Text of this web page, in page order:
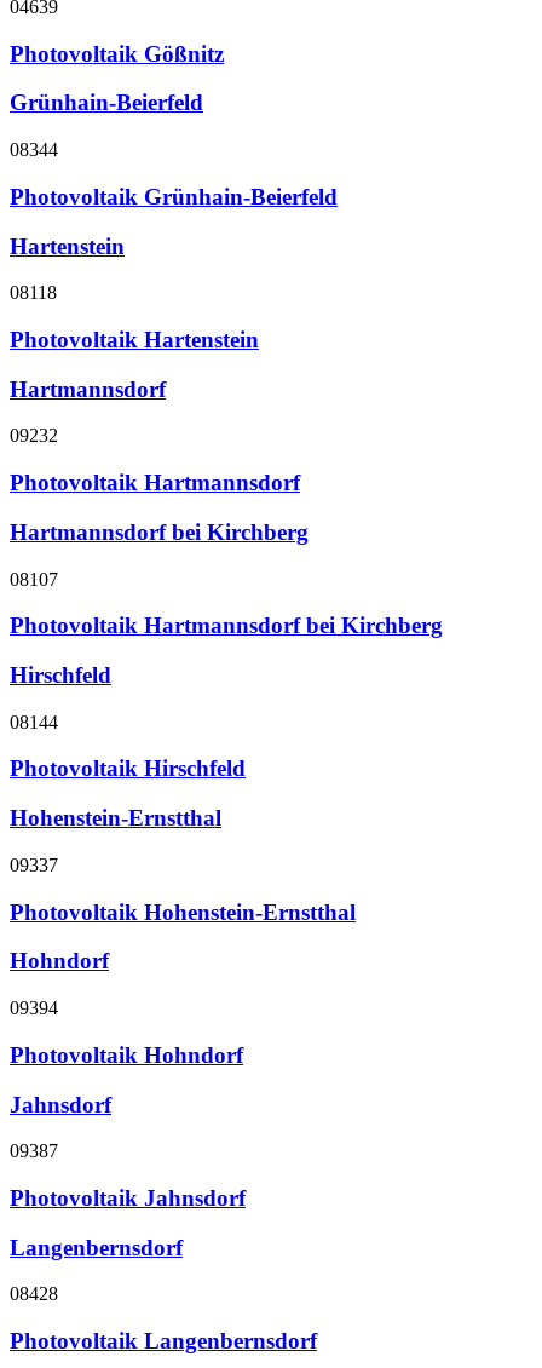
04639
Photovoltaik Gößnitz
Grünhain-Beierfeld
08344
Photovoltaik Grünhain-Beierfeld
Hartenstein
08118
Photovoltaik Hartenstein
Hartmannsdorf
09232
Photovoltaik Hartmannsdorf
Hartmannsdorf bei Kirchberg
08107
Photovoltaik Hartmannsdorf bei Kirchberg
Hirschfeld
08144
Photovoltaik Hirschfeld
Hohenstein-Ernstthal
09337
Photovoltaik Hohenstein-Ernstthal
Hohndorf
09394
Photovoltaik Hohndorf
Jahnsdorf
09387
Photovoltaik Jahnsdorf
Langenbernsdorf
08428
Photovoltaik Langenbernsdorf